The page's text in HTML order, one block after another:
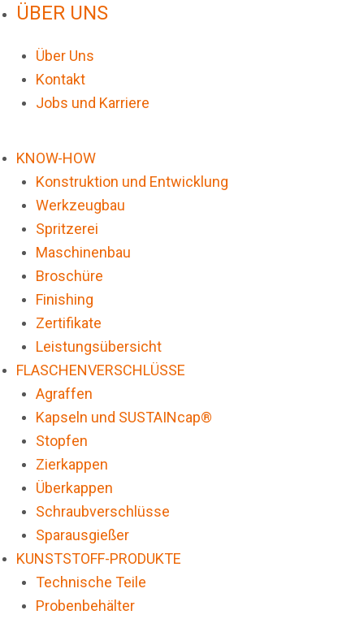
ÜBER UNS
Über Uns
Kontakt
Jobs und Karriere
KNOW-HOW
Konstruktion und Entwicklung
Werkzeugbau
Spritzerei
Maschinenbau
Broschüre
Finishing
Zertifikate
Leistungsübersicht
FLASCHENVERSCHLÜSSE
Agraffen
Kapseln und SUSTAINcap®
Stopfen
Zierkappen
Überkappen
Schraubverschlüsse
Sparausgießer
KUNSTSTOFF-PRODUKTE
Technische Teile
Probenbehälter